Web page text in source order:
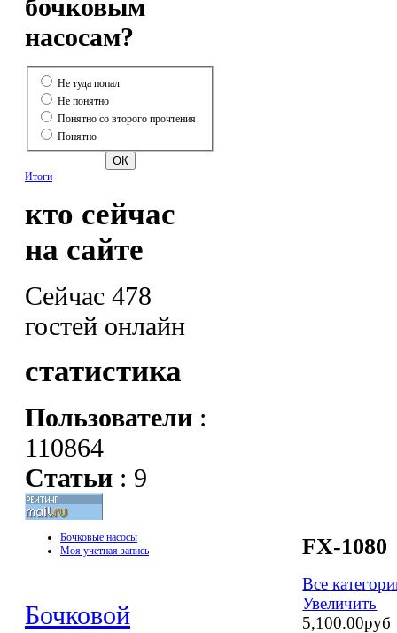
бочковым
насосам?
Не туда попал
Не понятно
Понятно со второго прочтения
Понятно
Итоги
кто сейчас
на сайте
Сейчас 478
гостей онлайн
статистика
Пользователи :
110864
Статьи : 9
FX-1080
Все
Увеличить
5,100.00руб
Бочковые насосы
Моя учетная запись
Бочковой